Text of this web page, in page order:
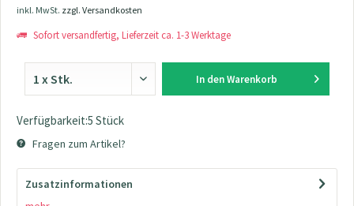
inkl. MwSt. zzgl. Versandkosten
Sofort versandfertig, Lieferzeit ca. 1-3 Werktage
In den Warenkorb
Verfügbarkeit:5 Stück
Fragen zum Artikel?
Zusatzinformationen